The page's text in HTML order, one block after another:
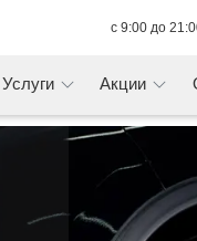
с 9:00 до
Услуги Акции